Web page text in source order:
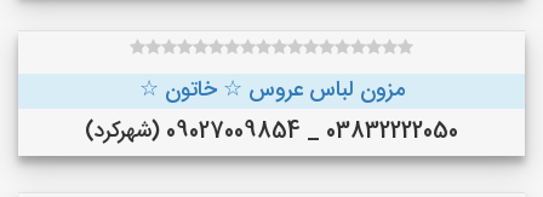
مزون لباس عروس ☆ خاتون ☆
03832222050 _ 09027009854 (شهرکرد)